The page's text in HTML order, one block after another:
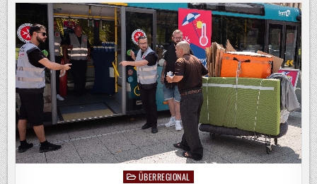
POLIZEI
STUTTGART
GEBEN
BEKANNT:
NACH
VERSUCHTEM
TÖTUNGSDELIKT
–
ZWEI
TATVERDÄCHTIGE
IN
HAFT
PostedÜBERREGIONAL